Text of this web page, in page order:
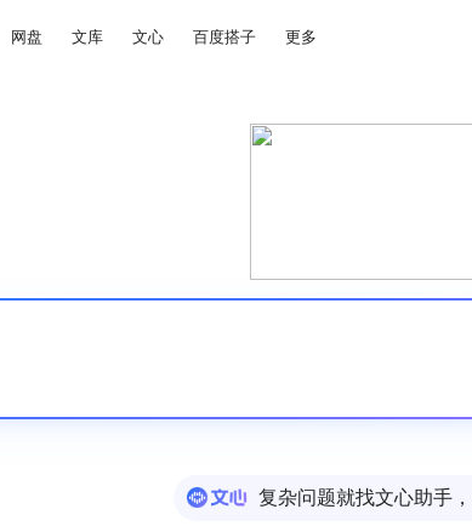
网盘 文库 文心 百度搭子 更多
复杂问题就找文心助手